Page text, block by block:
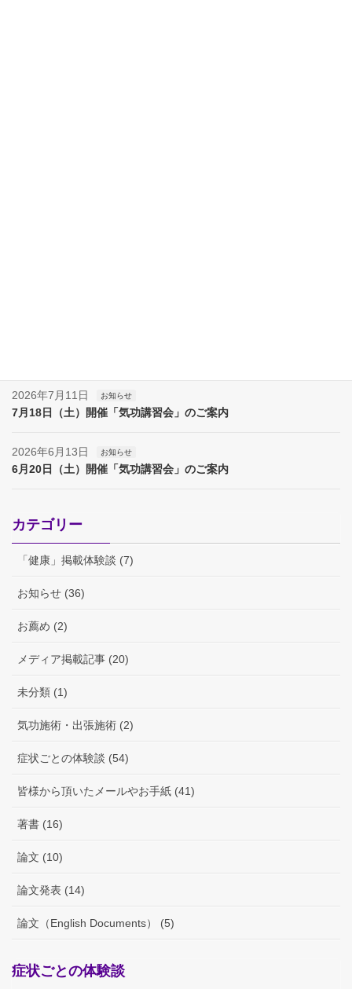
2026年7月11日 お知らせ
7月18日（土）開催「気功講習会」のご案内
2026年6月13日 お知らせ
6月20日（土）開催「気功講習会」のご案内
カテゴリー
「健康」掲載体験談 (7)
お知らせ (36)
お薦め (2)
メディア掲載記事 (20)
未分類 (1)
気功施術・出張施術 (2)
症状ごとの体験談 (54)
皆様から頂いたメールやお手紙 (41)
著書 (16)
論文 (10)
論文発表 (14)
論文（English Documents） (5)
症状ごとの体験談